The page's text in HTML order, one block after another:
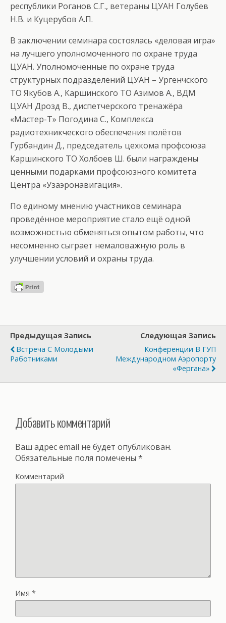
республики Роганов С.Г., ветераны ЦУАН Голубев
Н.В. и Куцерубов А.П.
В заключении семинара состоялась «деловая игра»
на лучшего уполномоченного по охране труда
ЦУАН. Уполномоченные по охране труда
структурных подразделений ЦУАН – Ургенчского
ТО Якубов А., Каршинского ТО Азимов А., ВДМ
ЦУАН Дрозд В., диспетчерского тренажёра
«Мастер-Т» Погодина С., Комплекса
радиотехникческого обеспечения полётов
Гурбандин Д., председатель цехкома профсоюза
Каршинского ТО Холбоев Ш. были награждены
ценными подарками профсоюзного комитета
Центра «Узаэронавигация».
По единому мнению участников семинара
проведённое мероприятие стало ещё одной
возможностью обменяться опытом работы, что
несомненно сыграет немаловажную роль в
улучшении условий и охраны труда.
Предыдущая Запись
Встреча С Молодыми
Работниками
Следующая Запись
Конференции В ГУП
Международном Аэропорту
«Фергана»
Добавить комментарий
Ваш адрес email не будет опубликован.
Обязательные поля помечены *
Комментарий
Имя *